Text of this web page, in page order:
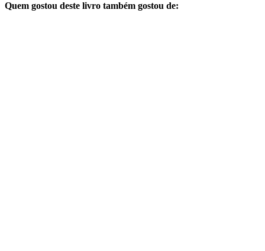
Quem gostou deste livro também gostou de: